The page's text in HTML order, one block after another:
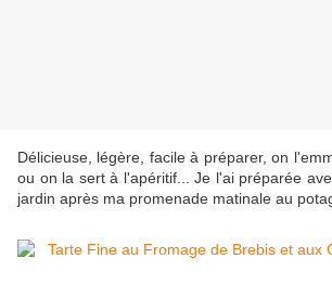
Délicieuse, légère, facile à préparer, on
ou on la sert à l'apéritif... Je l'ai préparée
jardin après ma promenade matinale au